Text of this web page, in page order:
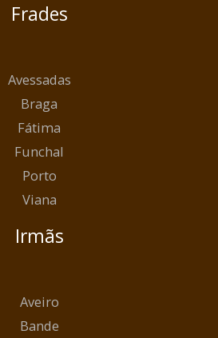
Frades
Avessadas
Braga
Fátima
Funchal
Porto
Viana
Irmãs
Aveiro
Bande